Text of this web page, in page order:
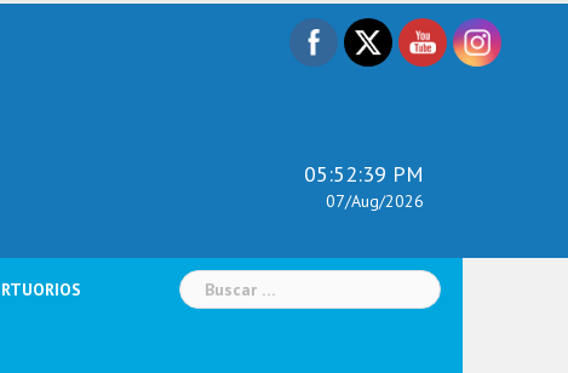
05:52:40 PM
07/Aug/2026
Buscar: